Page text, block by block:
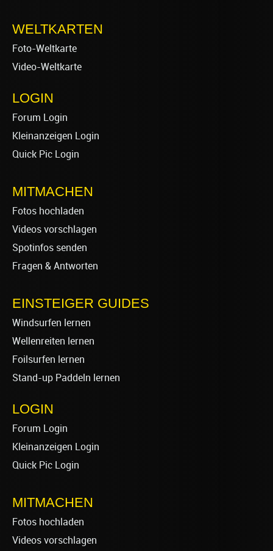
WELTKARTEN
Foto-Weltkarte
Video-Weltkarte
LOGIN
Forum Login
Kleinanzeigen Login
Quick Pic Login
MITMACHEN
Fotos hochladen
Videos vorschlagen
Spotinfos senden
Fragen & Antworten
EINSTEIGER GUIDES
Windsurfen lernen
Wellenreiten lernen
Foilsurfen lernen
Stand-up Paddeln lernen
LOGIN
Forum Login
Kleinanzeigen Login
Quick Pic Login
MITMACHEN
Fotos hochladen
Videos vorschlagen